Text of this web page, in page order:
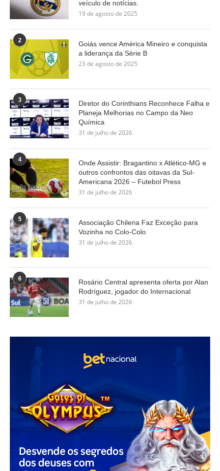
veículo de notícias.
19 de agosto de 2025
2
Goiás vence América Mineiro e conquista
a liderança da Série B
23 de agosto de 2025
3
Diretor do Corinthians Reconhece Falha e
Planeja Melhorias no Campo da Neo
Química
31 de julho de 2026
4
Onde Assistir: Bragantino x Atlético-MG e
outros confrontos das oitavas da Sul-
Americana 2026 – Futebol Press
31 de julho de 2026
5
Associação Chilena Faz Exceção para
Vozinha no Colo-Colo
31 de julho de 2026
6
Rosário Central apresenta oferta por Alan
Rodríguez, jogador do Internacional
31 de julho de 2026